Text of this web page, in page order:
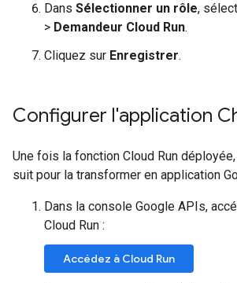
Dans Sélectionner un rôle,
> Demandeur Cloud Run.
Cliquez sur Enregistrer.
Configurer l'application
Une fois la fonction Cloud Run
suit pour la transformer en application
Dans la console Google APIs,
Cloud Run :
Accédez à Cloud Run